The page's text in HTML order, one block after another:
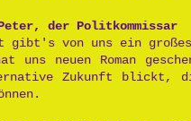
Peter, der Politkommissar
gibt's von uns ein
uns neuen Roman
Zukunft blickt,